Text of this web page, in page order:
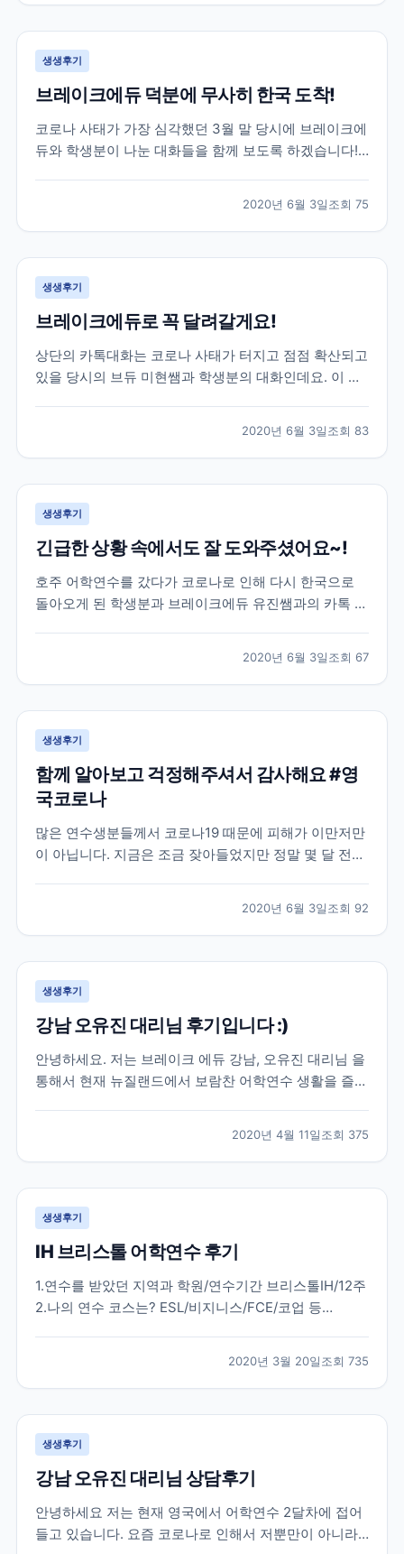
에서 서포트 해드리는 게 맞다고 생각합니다. 하단 카톡
은...
생생후기
브레이크에듀 덕분에 무사히 한국 도착!
코로나 사태가 가장 심각했던 3월 말 당시에 브레이크에
듀와 학생분이 나눈 대화들을 함께 보도록 하겠습니다!
어학연수를 계획하셨지만 3개월 정도 공부 후, 코로나
사태로 인해 어쩔 수 없이 다시 한국으로 돌아오기로 하
였...
2020년 6월 3일조회 75
생생후기
브레이크에듀로 꼭 달려갈게요!
상단의 카톡대화는 코로나 사태가 터지고 점점 확산되고
있을 당시의 브듀 미현쌤과 학생분의 대화인데요. 이 학
국하실 때만 해도 미국에는 코로나의 영향이 거의 없는
상황이라 무사히 출국을 하셨었는데요. 이제 막 적응하
면...
2020년 6월 3일조회 83
생생후기
긴급한 상황 속에서도 잘 도와주셨어요~!
호주 어학연수를 갔다가 코로나로 인해 다시 한국으로
돌아오게 된 학생분과 브레이크에듀 유진쌤과의 카톡 대
로 인해 부모님께서 걱정이 되어 한국으로 돌아오는 항
공권을 구매하여 보내주셨습니다. 급하게 연락을 주셔서
학원에...
2020년 6월 3일조회 67
생생후기
함께 알아보고 걱정해주셔서 감사해요 #영
국코로나
많은 연수생분들께서 코로나19 때문에 피해가 이만저만
이 아닙니다. 지금은 조금 잦아들었지만 정말 몇 달 전까
함께 하며 꾸준히 소통을 유지하고 있는데요. 학생분들
입장에서는 정말 당황스럽기도 하고 무섭기도 하실 거예
요...
2020년 6월 3일조회 92
생생후기
강남 오유진 대리님 후기입니다 :)
안녕하세요. 저는 브레이크 에듀 강남, 오유진 대리님 을
통해서 현재 뉴질랜드에서 보람찬 어학연수 생활을 즐기
도 오유진 대리님의 친절함이 이유가 되었다고 생각합니
다. 한국에서 많은 준비 과정을 거치고 무사히 뉴질랜드
에...
2020년 4월 11일조회 375
생생후기
IH 브리스톨 어학연수 후기
1.연수를 받았던 지역과 학원/연수기간 브리스톨IH/12주
2.나의 연수 코스는? ESL/비지니스/FCE/코업 등
런던 외 지방지역은 런던과는 달리 조용하고 공부에 몰
두할 수 있는 지역을 원하였습니다....
2020년 3월 20일조회 735
생생후기
강남 오유진 대리님 상담후기
안녕하세요 저는 현재 영국에서 어학연수 2달차에 접어
들고 있습니다. 요즘 코로나로 인해서 저뿐만이 아니라